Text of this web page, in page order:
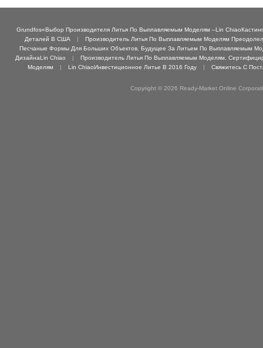
Grundfos«Выбор Производителя Литья По Выплавляемым Моделям –Lin
Деталей В США
|
Производитель Литья По Выплавляемым Моделям
Песчаные Формы Для Больших Объектов, Будущее За Литьем По Выплавляемым
ДизайнаLin Chiao
|
Производитель Литья По Выплавляемым Моделям,
Моделям
| Lin ChiaoИнвестиционное Литье В 2016 Году | Свяжитесь С
Copyright © 2026 Ready-Market Online